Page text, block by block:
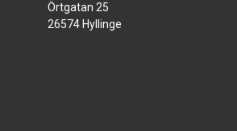
Örtgatan 25
26574 Hyllinge